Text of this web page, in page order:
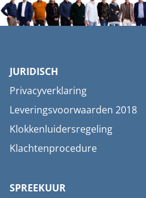
JURIDISCH
Privacyverklaring
Leveringsvoorwaarden 2018
Klokkenluidersregeling
Klachtenprocedure
SPREEKUUR